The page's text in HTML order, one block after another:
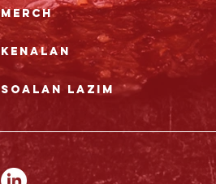
Merch
Kenalan
Soalan Lazim